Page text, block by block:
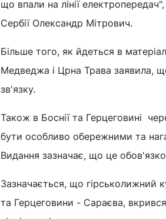
що впали на лінії
Сербії Олександр Мітрович.
Більше того, як йдеться в
Медведжа і Црна Трава заявила,
зв'язку.
Також в Боснії та Герцеговині
бути особливо обережними та
Видання зазначає, що це
Зазначається, що гірськолижний
та Герцеговини - Сараєва,